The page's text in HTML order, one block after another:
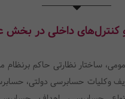
ساختار نظارتی حاکم
وکلیات حسابرسی دولتی،